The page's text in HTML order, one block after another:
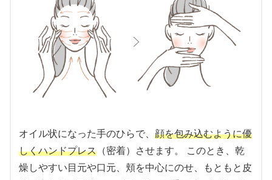
オイル状になった手のひらで、 顔を包み込むように優
しくハンドプレス（密着）させます。 このとき、乾
燥しやすい目元や口元、頬を中心にのせ、もともと皮